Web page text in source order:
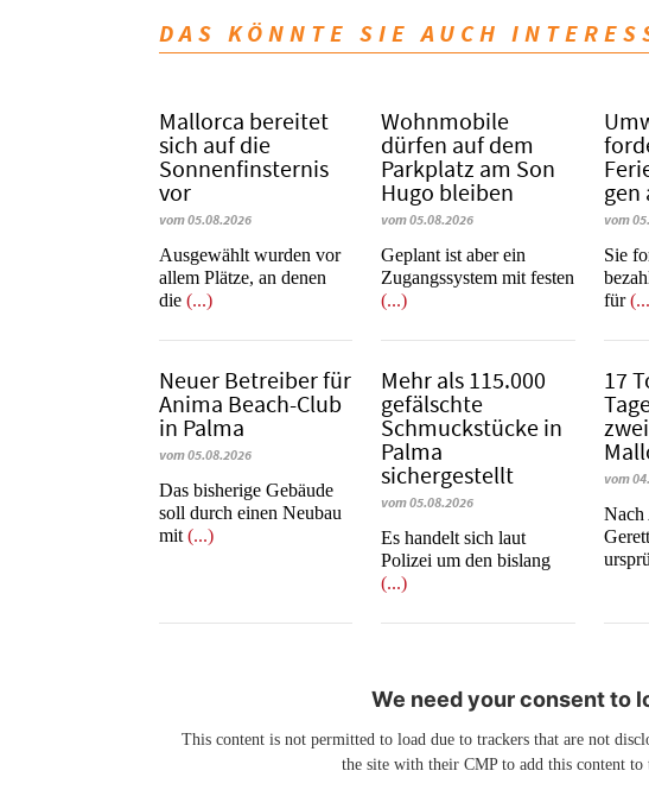
DAS KÖNNTE SIE AUCH
Mallorca bereitet
sich auf die
Sonnenfinsternis
vor
vom 05.08.2026
Ausgewählt wurden vor
allem Plätze, an denen
die (...)
Wohnmobile
dürfen auf dem
Parkplatz am Son
Hugo bleiben
vom 05.08.2026
Geplant ist aber ein
Zugangssystem mit festen
(...)
gen
vom
Sie
für
Neuer Betreiber für
Anima Beach-Club
in Palma
vom 05.08.2026
Das bisherige Gebäude
soll durch einen Neubau
mit (...)
Mehr als 115.000
gefälschte
Schmuckstücke in
Palma
sichergestellt
vom 05.08.2026
Es handelt sich laut
Polizei um den bislang
(...)
17
vom
Nach
We need your consent to
This content is not permitted to load due to trackers that are not
the site with their CMP to add this content to